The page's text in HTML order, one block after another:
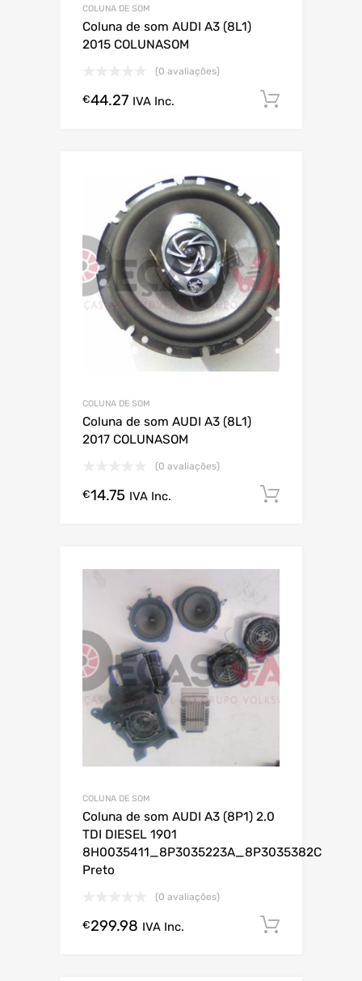
COLUNA DE SOM
Coluna de som AUDI A3 (8L1)
2015 COLUNASOM
(0 avaliações)
€44.27 IVA Inc.
COLUNA DE SOM
Coluna de som AUDI A3 (8L1)
2017 COLUNASOM
(0 avaliações)
€14.75 IVA Inc.
COLUNA DE SOM
Coluna de som AUDI A3 (8P1) 2.0
TDI DIESEL 1901
8H0035411_8P3035223A_8P3035382C
Preto
(0 avaliações)
€299.98 IVA Inc.